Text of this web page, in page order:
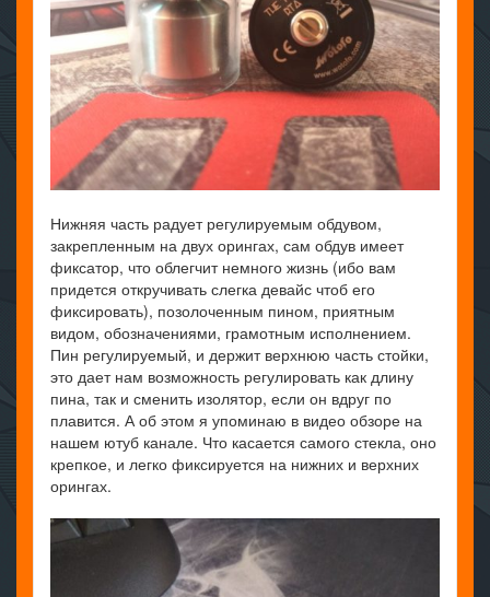
Нижняя часть радует регулируемым обдувом,
закрепленным на двух орингах, сам обдув имеет
фиксатор, что облегчит немного жизнь (ибо вам
придется откручивать слегка девайс чтоб его
фиксировать), позолоченным пином, приятным
видом, обозначениями, грамотным исполнением.
Пин регулируемый, и держит верхнюю часть стойки,
это дает нам возможность регулировать как длину
пина, так и сменить изолятор, если он вдруг по
плавится. А об этом я упоминаю в видео обзоре на
нашем ютуб канале. Что касается самого стекла, оно
крепкое, и легко фиксируется на нижних и верхних
орингах.